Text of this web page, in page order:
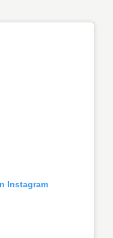
Instagram